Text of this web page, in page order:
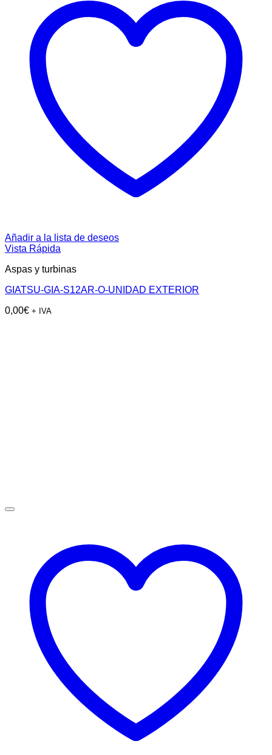
Añadir a la lista de deseos
Vista Rápida
Aspas y turbinas
GIATSU-GIA-S12AR-O-UNIDAD EXTERIOR
0,00€ + IVA